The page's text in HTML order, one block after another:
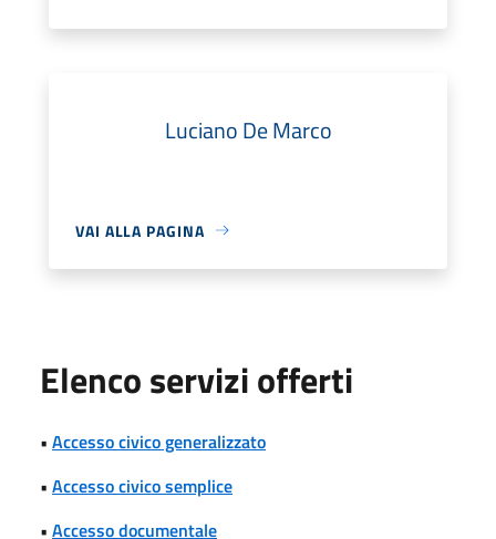
Luciano De Marco
VAI ALLA PAGINA
Elenco servizi offerti
• Accesso civico generalizzato
• Accesso civico semplice
• Accesso documentale